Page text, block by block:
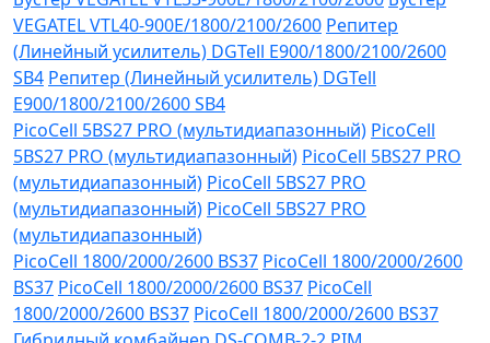
VEGATEL VTL40-900E/1800/2100/2600 Репитер
(Линейный усилитель) DGTell Е900/1800/2100/2600
SB4 Репитер (Линейный усилитель) DGTell
Е900/1800/2100/2600 SB4
PicoCell 5BS27 PRO (мультидиапазонный) PicoCell
5BS27 PRO (мультидиапазонный) PicoCell 5BS27 PRO
(мультидиапазонный) PicoCell 5BS27 PRO
(мультидиапазонный) PicoCell 5BS27 PRO
(мультидиапазонный)
PicoCell 1800/2000/2600 BS37 PicoCell 1800/2000/2600
BS37 PicoCell 1800/2000/2600 BS37 PicoCell
1800/2000/2600 BS37 PicoCell 1800/2000/2600 BS37